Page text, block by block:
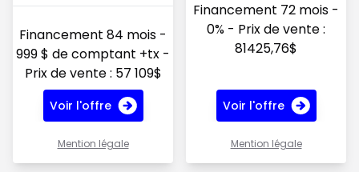
Financement 84 mois -
999 $ de comptant +tx -
Prix de vente : 57 109$
Voir l'offre
Mention légale
Financement 72 mois -
0% - Prix de vente :
81425,76$
Voir l'offre
Mention légale